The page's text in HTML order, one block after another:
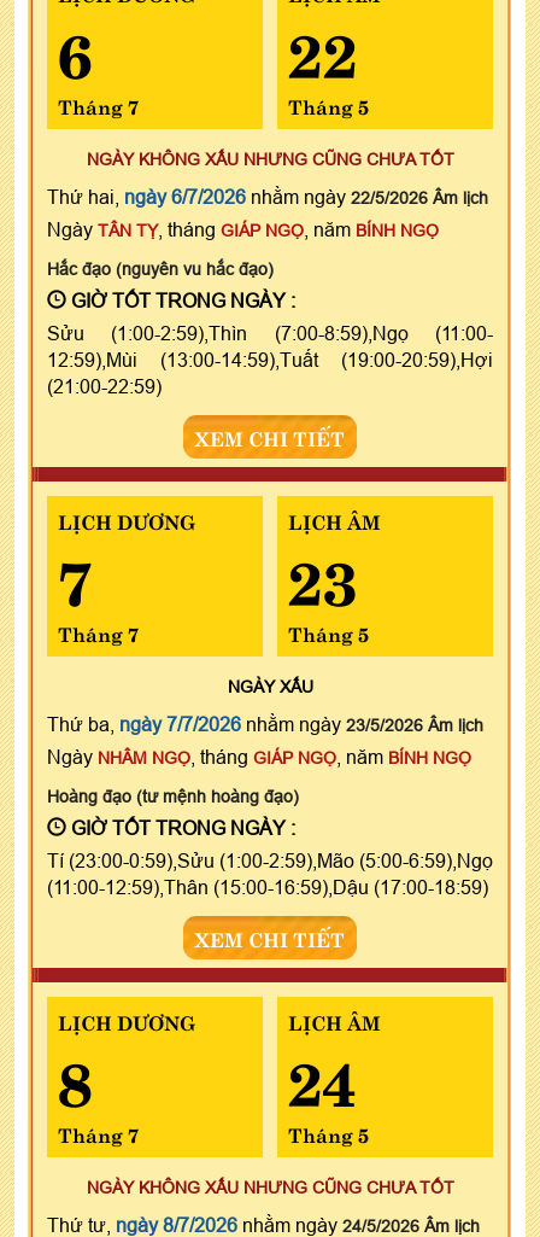
6
Tháng 7
22
Tháng 5
NGÀY KHÔNG XẤU NHƯNG CŨNG CHƯA TỐT
Thứ hai, ngày 6/7/2026 nhằm ngày 22/5/2026 Âm lịch
Ngày TÂN TỴ, tháng GIÁP NGỌ , năm BÍNH NGỌ
Hắc đạo (nguyên vu hắc đạo)
GIỜ TỐT TRONG NGÀY :
Sửu (1:00-2:59),Thìn (7:00-8:59),Ngọ (11:00-
12:59),Mùi (13:00-14:59),Tuất (19:00-20:59),Hợi
(21:00-22:59)
XEM CHI TIẾT
LỊCH DƯƠNG
7
Tháng 7
LỊCH ÂM
23
Tháng 5
NGÀYXẤU
Thứ ba, ngày 7/7/2026 nhằm ngày 23/5/2026 Âm lịch
Ngày NHÂM NGỌ , tháng GIÁP NGỌ , năm BÍNH NGỌ
Hoàng đạo (tư mệnh hoàng đạo)
GIỜ TỐT TRONG NGÀY :
Tí (23:00-0:59),Sửu (1:00-2:59),Mão (5:00-6:59),Ngọ
(11:00-12:59),Thân (15:00-16:59),Dậu (17:00-18:59)
XEM CHI TIẾT
LỊCH DƯƠNG
8
Tháng 7
LỊCH ÂM
24
Tháng 5
NGÀY KHÔNG XẤU NHƯNG CŨNG CHƯA TỐT
Thứ tư, ngày 8/7/2026 nhằm ngày 24/5/2026 Âm lịch